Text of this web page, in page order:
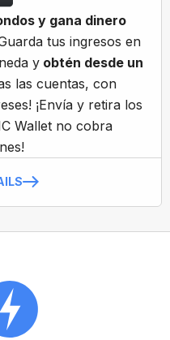
y gana dinero
tus ingresos en
y obtén desde un
las cuentas, con
¡Envía y retira los
Wallet no cobra